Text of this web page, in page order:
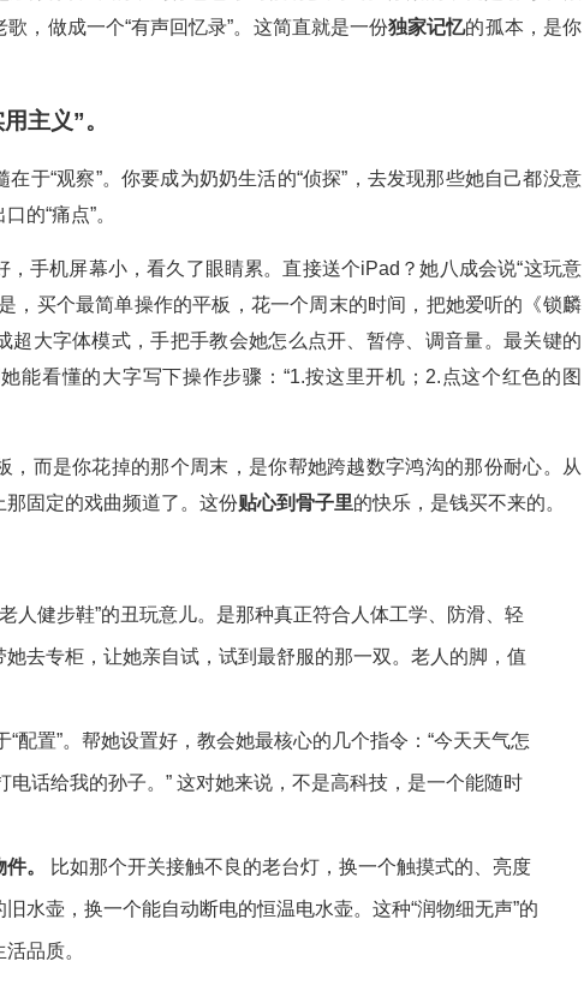
，做成一个“有声回忆录”。这简直就是一份独家记忆的孤本，是你
主义”。
于“观察”。你要成为奶奶生活的“侦探”，去发现那些她自己都没意
的“痛点”。
手机屏幕小，看久了眼睛累。直接送个iPad？她八成会说“这玩意
，买个最简单操作的平板，花一个周末的时间，把她爱听的《锁麟
超大字体模式，手把手教会她怎么点开、暂停、调音量。最关键的
能看懂的大字写下操作步骤：“1.按这里开机；2.点这个红色的图
，而是你花掉的那个周末，是你帮她跨越数字鸿沟的那份耐心。从
固定的戏曲频道了。这份贴心到骨子里的快乐，是钱买不来的。
人健步鞋”的丑玩意儿。是那种真正符合人体工学、防滑、轻
去专柜，让她亲自试，试到最舒服的那一双。老人的脚，值
“配置”。帮她设置好，教会她最核心的几个指令：“今天天气怎
电话给我的孙子。” 这对她来说，不是高科技，是一个能随时
。 比如那个开关接触不良的老台灯，换一个触摸式的、亮度
水壶，换一个能自动断电的恒温电水壶。这种“润物细无声”的
品质。